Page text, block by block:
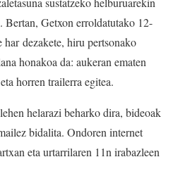
Bertan, Getxon erroldatutako 12-
har dezakete, hiru pertsonako
honakoa da: aukeran ematen
horren trailerra egitea.
helarazi beharko dira, bideoak
bidalita. Ondoren internet
eta urtarrilaren 11n irabazleen